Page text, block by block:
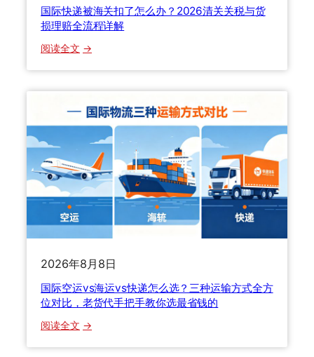
国际快递被海关扣了怎么办？2026清关关税与货
损理赔全流程详解
阅读全文 ：
递
被
关
扣
了
怎
么
办
？
0
2
2026年8月8日
国际空运vs海运vs快递怎么选？三种运输方式全方
位对比，老货代手把手教你选最省钱的
阅读全文 ：